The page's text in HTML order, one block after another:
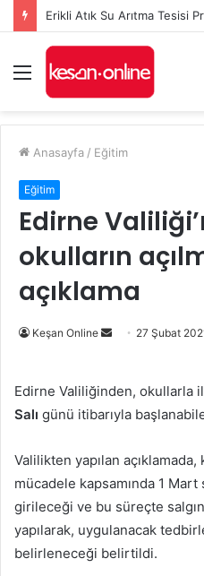
Menü
Anasayfa / Eğitim
Eğitim
Edirne
okulların
açıklama
Keşan Online
Bir
göndermek
27 Şubat
Edirne Valiliğinden, okullarla
Salı günü itibarıyla
Valilikten yapılan açıklamada,
mücadele kapsamında 1
girileceği ve bu süreçte
yapılarak, uygulanacak
belirleneceği belirtildi.